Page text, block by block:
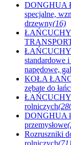
DONGHUA
specjalne,
drzewny(16)
ŁAŃCUCHY
standardowe
napędowe,
KOŁA
zębate do
ŁAŃCUCHY
rolniczych
DONGHUA
przemysłowe
Rozruszniki
rolniczych(71)